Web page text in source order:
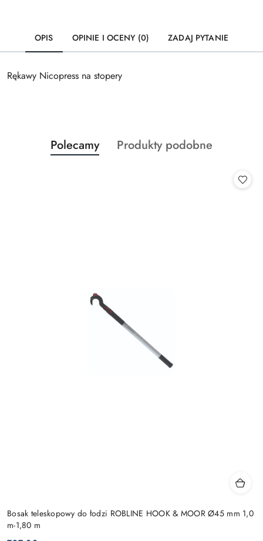
OPIS OPINIE I OCENY (0) ZADAJ PYTANIE
Rękawy Nicopress na stopery
Pomiń karuzelę produktów
Produkty
o
Polecamy
Produkty
Produkty podobne
Bosak teleskopowy do łodzi ROBLINE HOOK & MOOR Ø45 mm 1,0
m-1,80 m